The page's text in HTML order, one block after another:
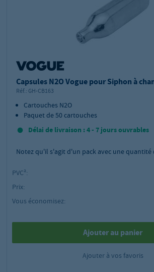
Capsules N2O Vogue pour Siphon à
Réf.: GH-CB163
Cartouches N2O
Paquet de 50 cartouches
Délai de livraison : 4 - 7 jours ouvrables
Notez qu'il s'agit d'un pack avec une quantité
PVC²:
Prix:
Vous économisez:
Ajouter au panier
Ajouter à vos favoris